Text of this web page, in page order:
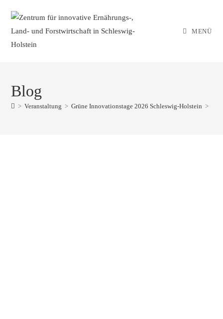
MENÜ
Blog
> Veranstaltung > Grüne Innovationstage 2026 Schleswig-Holstein >